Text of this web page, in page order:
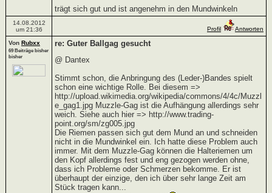
trägt sich gut und ist angenehm in den Mundwinkeln
14.08.2012
um 21:36
Profil Antworten
Von Rubxx
69 Beiträge bisher
bisher
re: Guter Ballgag gesucht
@ Dantex
Stimmt schon, die Anbringung des (Leder-)Bandes spielt
schon eine wichtige Rolle. Bei diesem =>
http://upload.wikimedia.org/wikipedia/commons/4/4c/Muzzl
e_gag1.jpg Muzzle-Gag ist die Aufhängung allerdings sehr
weich. Siehe auch hier => http://www.trading-
point.org/sm/zg005.jpg
Die Riemen passen sich gut dem Mund an und schneiden
nicht in die Mundwinkel ein. Ich hatte diese Problem auch
immer. Mit dem Muzzle-Gag können die Halteriemen um
den Kopf allerdings fest und eng gezogen werden ohne,
dass ich Probleme oder Schmerzen bekomme. Er ist
überhaupt der einzige, den ich über sehr lange Zeit am
Stück tragen kann...